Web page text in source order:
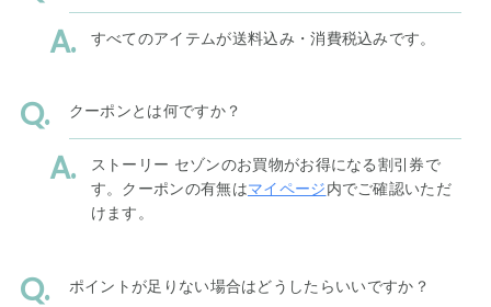
すべてのアイテムが送料込み・消費税込みです。
クーポンとは何ですか？
ストーリー セゾンのお買物がお得になる割引券で
す。クーポンの有無はマイページ内でご確認いただ
けます。
ポイントが足りない場合はどうしたらいいですか？